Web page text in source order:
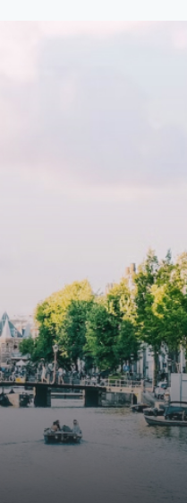
storage and secure bicycle
with an elegant lobby with an
elevator and green communal
spaces.The building
solar panels to generate
supply. The windows have
control glazing, and the
have climate control driven by
thermal energy storage
Underfloor heating and
environment. The atriums'